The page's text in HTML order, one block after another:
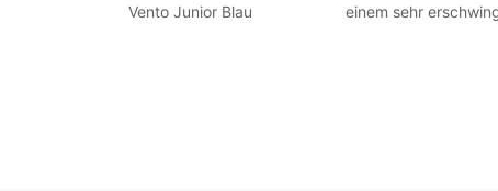
Vento Junior Blau
einem sehr